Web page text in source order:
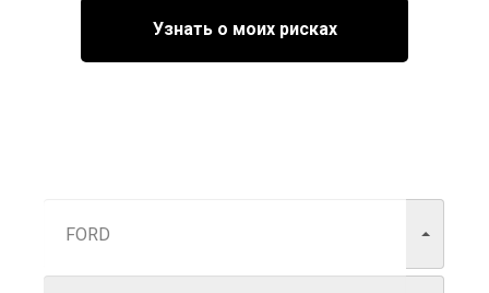
Узнать о моих рисках